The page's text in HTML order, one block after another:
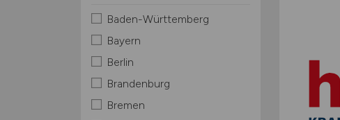
Baden-Württemberg
Bayern
Berlin
Brandenburg
Bremen